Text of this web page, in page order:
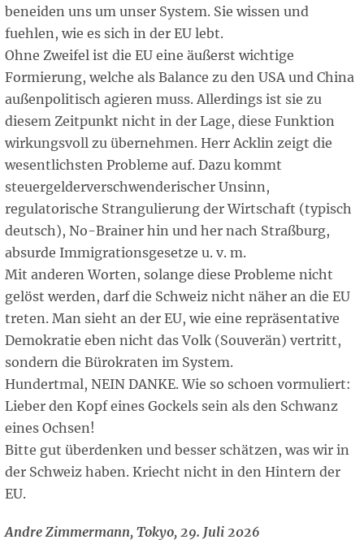
beneiden uns um unser System. Sie wissen und
fuehlen, wie es sich in der EU lebt.
Ohne Zweifel ist die EU eine äußerst wichtige
Formierung, welche als Balance zu den USA und China
außenpolitisch agieren muss. Allerdings ist sie zu
diesem Zeitpunkt nicht in der Lage, diese Funktion
wirkungsvoll zu übernehmen. Herr Acklin zeigt die
wesentlichsten Probleme auf. Dazu kommt
steuergelderverschwenderischer Unsinn,
regulatorische Strangulierung der Wirtschaft (typisch
deutsch), No-Brainer hin und her nach Straßburg,
absurde Immigrationsgesetze u. v. m.
Mit anderen Worten, solange diese Probleme nicht
gelöst werden, darf die Schweiz nicht näher an die EU
treten. Man sieht an der EU, wie eine repräsentative
Demokratie eben nicht das Volk (Souverän) vertritt,
sondern die Bürokraten im System.
Hundertmal, NEIN DANKE. Wie so schoen vormuliert:
Lieber den Kopf eines Gockels sein als den Schwanz
eines Ochsen!
Bitte gut überdenken und besser schätzen, was wir in
der Schweiz haben. Kriecht nicht in den Hintern der
EU.
Andre Zimmermann, Tokyo, 29. Juli 2026